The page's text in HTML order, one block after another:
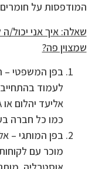
המודפסות על חומרים
שאלה: איך אני יכול/
שמצוין פה?
בפן המשפטי –
לעמוד
כמו כל חברה
מוכר עם